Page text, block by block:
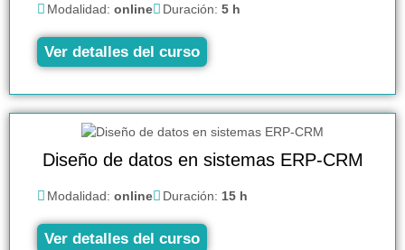
Modalidad: online Duración: 5 h
Ver detalles del curso
Diseño de datos en sistemas ERP-CRM
Modalidad: online Duración: 15 h
Ver detalles del curso